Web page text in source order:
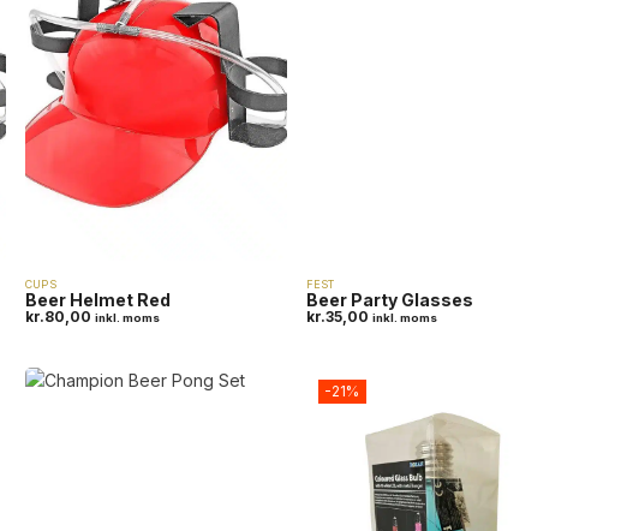
CUPS
Beer Helmet Red
kr.80,00 inkl. moms
FEST
Beer Party Glasses
kr.35,00 inkl. moms
-21%